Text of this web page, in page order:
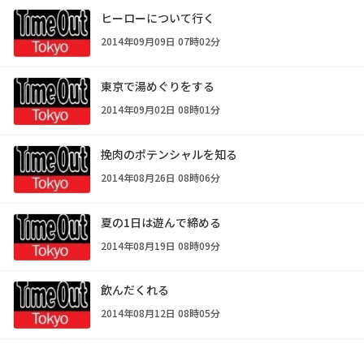
ヒーローについて行く
2014年09月09日 07時02分
東京で湯めぐりをする
2014年09月02日 08時01分
挽肉のポテンシャルを知る
2014年08月26日 08時06分
夏の1日は遊んで締める
2014年08月19日 08時09分
飲んだくれる
2014年08月12日 08時05分